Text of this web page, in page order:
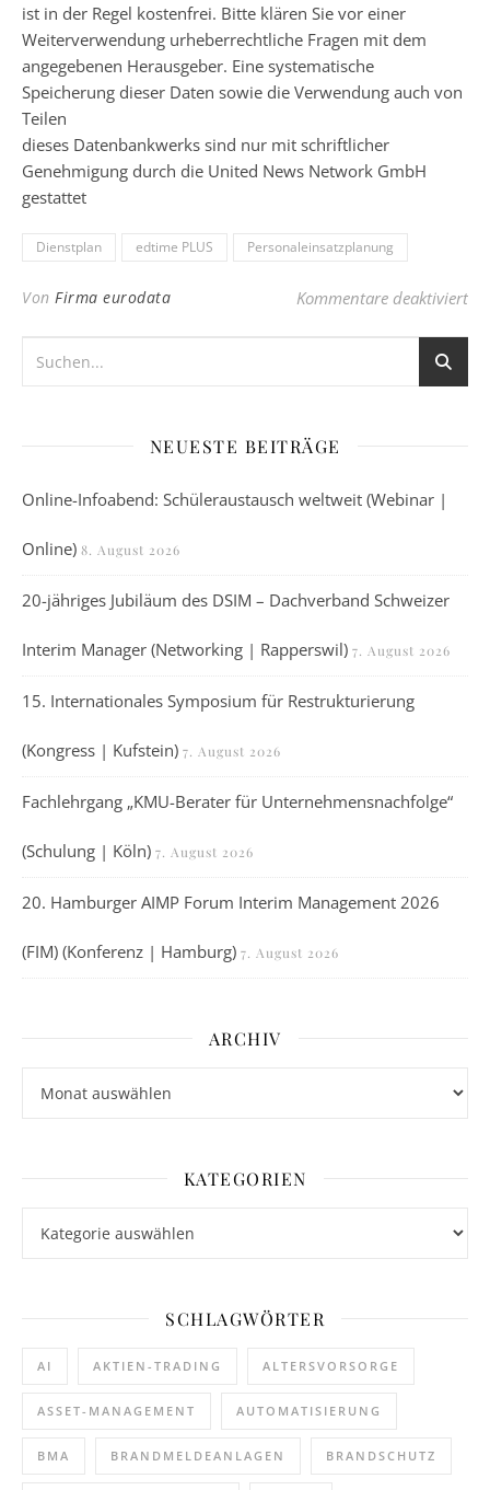
ist in der Regel kostenfrei. Bitte klären Sie vor einer
Weiterverwendung urheberrechtliche Fragen mit dem
angegebenen Herausgeber. Eine systematische
Speicherung dieser Daten sowie die Verwendung auch von
Teilen
dieses Datenbankwerks sind nur mit schriftlicher
Genehmigung durch die United News Network GmbH
gestattet
Dienstplan edtime PLUS Personaleinsatzplanung
Von Firma eurodata Kommentare deaktiviertfür
NEUESTE BEITRÄGE
Online-Infoabend: Schüleraustausch weltweit (Webinar |
Online) 8. August 2026
20-jähriges Jubiläum des DSIM – Dachverband Schweizer
Interim Manager (Networking | Rapperswil) 7. August 2026
15. Internationales Symposium für Restrukturierung
(Kongress | Kufstein) 7. August 2026
Fachlehrgang „KMU-Berater für Unternehmensnachfolge“
(Schulung | Köln) 7. August 2026
20. Hamburger AIMP Forum Interim Management 2026
(FIM) (Konferenz | Hamburg) 7. August 2026
ARCHIV
KATEGORIEN
SCHLAGWÖRTER
AI AKTIEN-TRADING ALTERSVORSORGE
ASSET-MANAGEMENT AUTOMATISIERUNG
BMA BRANDMELDEANLAGEN BRANDSCHUTZ